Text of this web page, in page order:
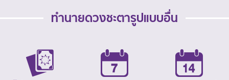
ทำนายดวงชะตารูปแบบอื่น